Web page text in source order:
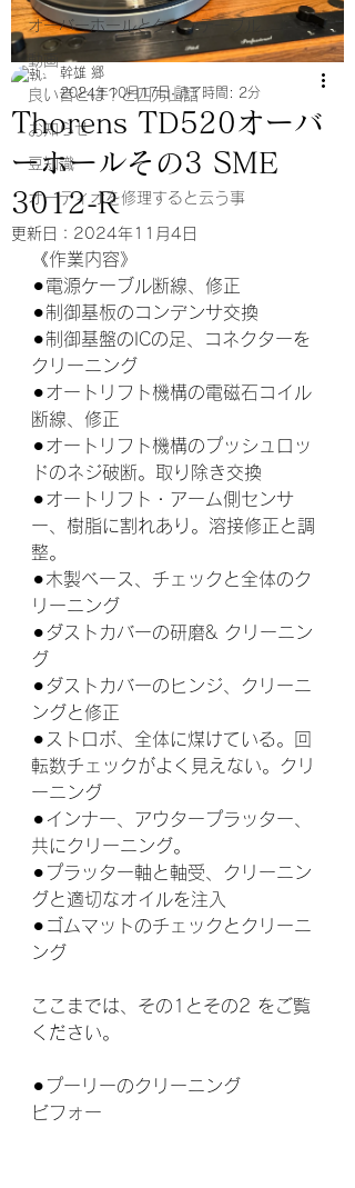
オーバーホールとターンテーブル
動画
良い音とは？と四方山話
お知らせ
豆知識
オーディオを修理すると云う事
Thorens TD520オーバ
ーホールその3 SME
3012-R
幹雄 郷
2024年10月17日 読了時間: 2分
更新日： 2024年11月4日
《作業内容》
⚫︎電源ケーブル断線、修正
⚫︎制御基板のコンデンサ交換
⚫︎制御基盤のICの足、コネクターを
クリーニング
⚫︎オートリフト機構の電磁石コイル
断線、修正
⚫︎オートリフト機構のプッシュロッ
ドのネジ破断。取り除き交換
⚫︎オートリフト・アーム側センサ
ー、樹脂に割れあり。溶接修正と調
整。
⚫︎木製ベース、チェックと全体のク
リーニング
⚫︎ダストカバーの研磨& クリーニン
グ
⚫︎ダストカバーのヒンジ、クリーニ
ングと修正
⚫︎ストロボ、全体に煤けている。回
転数チェックがよく見えない。クリ
ーニング
⚫︎インナー、アウタープラッター、
共にクリーニング。
⚫︎プラッター軸と軸受、クリーニン
グと適切なオイルを注入
⚫︎ゴムマットのチェックとクリーニ
ング
ここまでは、その1とその2 をご覧
ください。
⚫︎プーリーのクリーニング
ビフォー